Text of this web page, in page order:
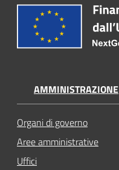
AMMINISTRAZIONE
Organi di governo
Aree amministrative
Uffici